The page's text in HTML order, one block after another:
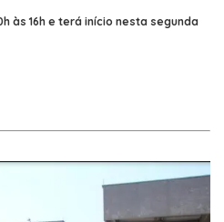
às 16h e terá início nesta segunda